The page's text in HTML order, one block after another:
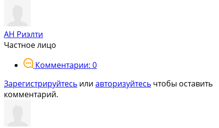
АН Риэлти
Частное лицо
Комментарии: 0
Зарегистрируйтесь или авторизуйтесь чтобы оставить
комментарий.